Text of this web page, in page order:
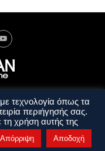
Όροι Χρήσης
τεχνολογία όπως τα
περιήγησής σας.
τη χρήση αυτής της
Απόρριψη Αποδοχή